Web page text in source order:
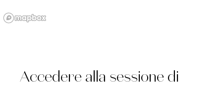
Accedere alla sessione di